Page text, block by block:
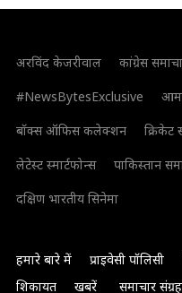
अरविंद केजरीवाल कांग्रेस
#NewsBytesExclusive
आम
बॉक्स ऑफिस कलेक्शन
क्रिकेट
लेटेस्ट स्मार्टफोन्स
पाकिस्तान
दक्षिण भारतीय सिनेमा
हमारे बारे में प्राइवेसी पॉलिसी
शिकायत
खबरें समाचार संग्रह